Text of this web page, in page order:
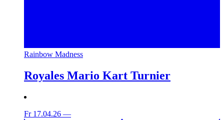
Rainbow Madness
Royales Mario Kart Turnier
Fr 17.04.26 —